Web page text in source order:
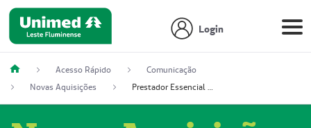
Login
Acesso Rápido
Comunicação
Novas Aquisições
Prestador Essencial Gestão em Saúde Ereli (51004354-7)